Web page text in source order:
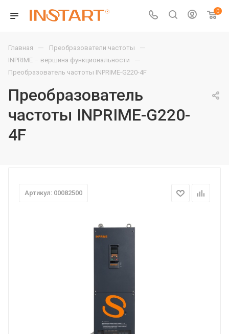
0
Главная — Преобразователи частоты —
INPRIME – вершина функциональности —
Преобразователь частоты INPRIME-G220-4F
Преобразователь
частоты INPRIME-G220-
4F
Артикул: 00082500